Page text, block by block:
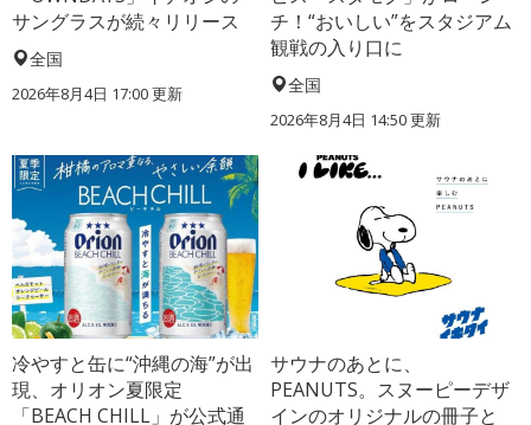
サングラスが続々リリース
全国
2026年8月4日 17:00更新
チ！“おいしい”をスタジアム
観戦の入り口に
全国
2026年8月4日 14:50更新
冷やすと缶に“沖縄の海”が出
現、オリオン夏限定
「BEACH CHILL」が公式通
サウナのあとに、
PEANUTS。スヌーピーデザ
インのオリジナルの冊子と